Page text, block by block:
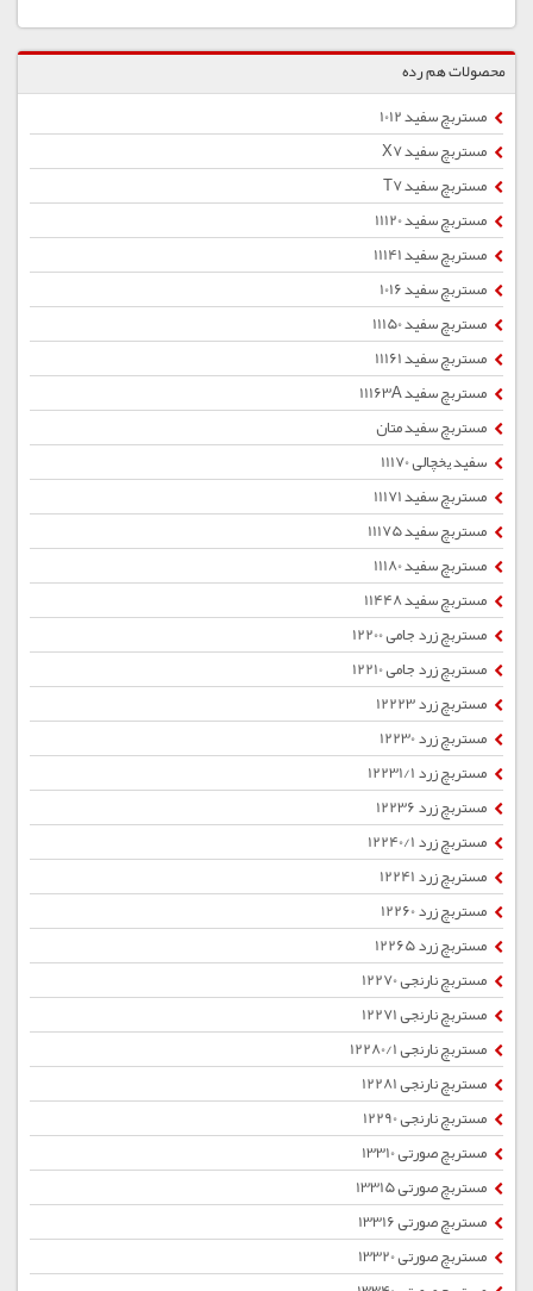
محصولات هم رده
مستربچ سفید 1012
مستربچ سفید X7
مستربچ سفید T7
مستربچ سفید 11120
مستربچ سفید 11141
مستربچ سفید 1016
مستربچ سفید 11150
مستربچ سفید 11161
مستربچ سفید 11163A
مستربچ سفید متان
سفید یخچالی 11170
مستربچ سفید 11171
مستربچ سفید 11175
مستربچ سفید 11180
مستربچ سفید 11448
مستربچ زرد جامی 12200
مستربچ زرد جامی 12210
مستربچ زرد 12223
مستربچ زرد 12230
مستربچ زرد 12231/1
مستربچ زرد 12236
مستربچ زرد 12240/1
مستربچ زرد 12241
مستربچ زرد 12260
مستربچ زرد 12265
مستربچ نارنجی 12270
مستربچ نارنجی 12271
مستربچ نارنجی 12280/1
مستربچ نارنجی 12281
مستربچ نارنجی 12290
مستربچ صورتی 13310
مستربچ صورتی 13315
مستربچ صورتی 13316
مستربچ صورتی 13320